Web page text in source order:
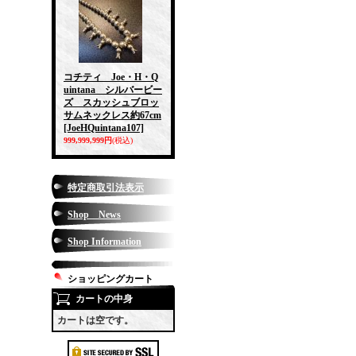
コチティ Joe・H・Q
uintana シルバービー
ズ スカッシュブロッ
サムネックレス約67cm
[JoeHQuintana107]
999,999,999円(税込)
特定商取引法表示
Shop News
Shop Information
ショッピングカート
カートの中身
カートは空です。